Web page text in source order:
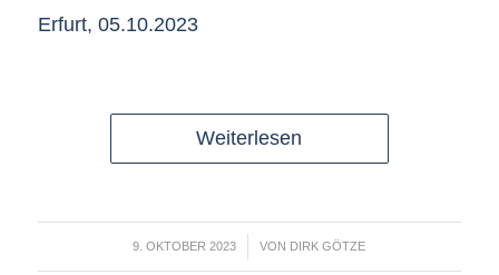
Erfurt, 05.10.2023
Weiterlesen
9. OKTOBER 2023
/ VON DIRK GÖTZE